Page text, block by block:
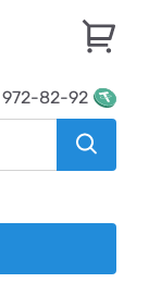
972-82-92